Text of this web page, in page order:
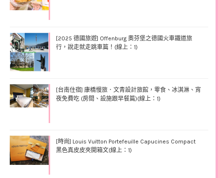
[2025 德國旅遊] Offenburg 奧芬堡之德國火車鐵道旅
行，說走就走跳車篇！(線上：1)
[台南住宿] 康橋慢旅．文青設計旅館，零食、冰淇淋、宵
夜免費吃 (房間、設施跟早餐篇)(線上：1)
[時尚] Louis Vuitton Portefeuille Capucines Compact
黑色真皮皮夾開箱文(線上：1)